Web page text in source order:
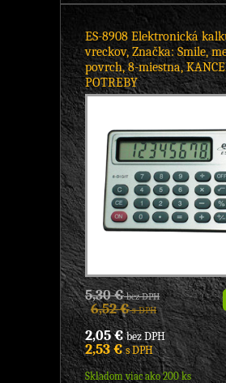
ES-8908 Elektronická
vreckov, Značka: Smile,
povrch, 8-miestna,
POTREBY
5,30 €bez DPH
6,52 €s DPH
2,05 €bez DPH
2,53 €s DPH
Skladom viac ako 200 ks